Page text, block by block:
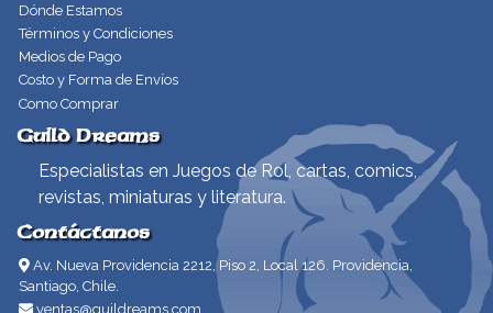
Dónde Estamos
Términos y Condiciones
Medios de Pago
Costo y Forma de Envíos
Como Comprar
Guild Dreams
Especialistas en Juegos de Rol, cartas, comics,
revistas, miniaturas y literatura.
Contáctanos
Av. Nueva Providencia 2212, Piso 2, Local 126. Providencia,
Santiago, Chile.
ventas@guildreams.com